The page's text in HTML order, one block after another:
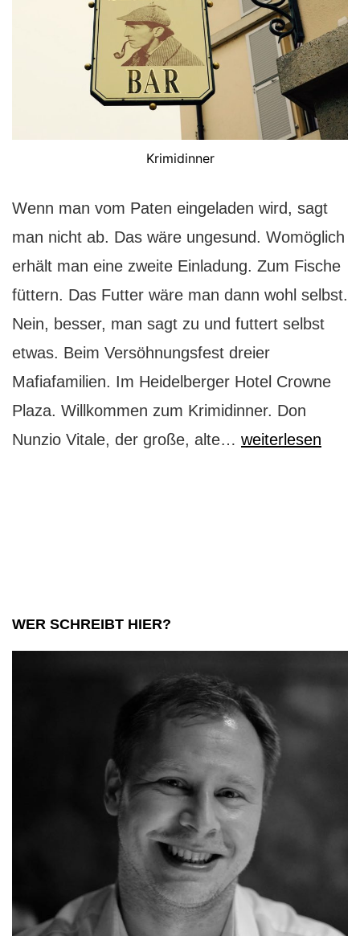
Krimidinner
Wenn man vom Paten eingeladen wird, sagt
man nicht ab. Das wäre ungesund. Womöglich
erhält man eine zweite Einladung. Zum Fische
füttern. Das Futter wäre man dann wohl selbst.
Nein, besser, man sagt zu und futtert selbst
etwas. Beim Versöhnungsfest dreier
Mafiafamilien. Im Heidelberger Hotel Crowne
Plaza. Willkommen zum Krimidinner. Don
Nunzio Vitale, der große, alte… Krimidinner:
weiterlesen
WER SCHREIBT HIER?